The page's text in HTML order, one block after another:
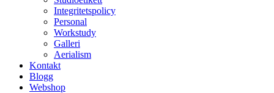
Integritetspolicy
Personal
Workstudy
Galleri
Aerialism
Kontakt
Blogg
Webshop